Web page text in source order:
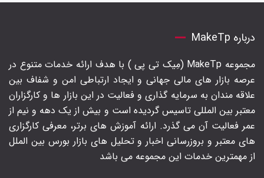
درباره MakeTp
مجموعه MakeTp (مِیک تی پی ) با هدف ارائه خدمات متنوع در
عرصه بازار های مالی جهانی و ایجاد ارتباطی امن و شفاف بین
علاقه مندان به سرمایه گذاری و فعالیت در این بازار ها و کارگزاران
معتبر بین المللی تاسیس گردیده است و بیش از یک دهه و نیم از
عمر فعالیت آن می گذرد. ارائه آموزش های برتر‍، معرفی کارگزاری
های معتبر و بروزرسانی اخبار و تحلیل های بازار بورس بین الملل
از مهمترین خدمات این مجموعه می باشد